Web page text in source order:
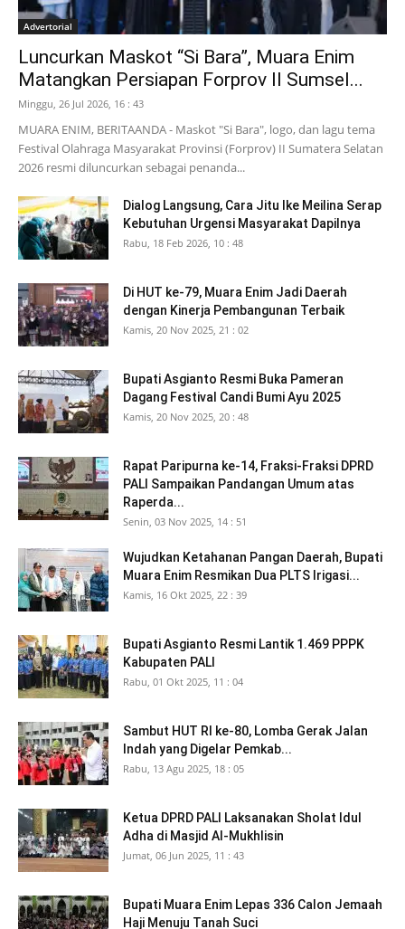
Advertorial
Luncurkan Maskot “Si Bara”, Muara Enim
Matangkan Persiapan Forprov II Sumsel...
Minggu, 26 Jul 2026, 16 : 43
MUARA ENIM, BERITAANDA - Maskot "Si Bara", logo, dan lagu tema
Festival Olahraga Masyarakat Provinsi (Forprov) II Sumatera Selatan
2026 resmi diluncurkan sebagai penanda...
Dialog Langsung, Cara Jitu Ike Meilina Serap
Kebutuhan Urgensi Masyarakat Dapilnya
Rabu, 18 Feb 2026, 10 : 48
Di HUT ke-79, Muara Enim Jadi Daerah
dengan Kinerja Pembangunan Terbaik
Kamis, 20 Nov 2025, 21 : 02
Bupati Asgianto Resmi Buka Pameran
Dagang Festival Candi Bumi Ayu 2025
Kamis, 20 Nov 2025, 20 : 48
Rapat Paripurna ke-14, Fraksi-Fraksi DPRD
PALI Sampaikan Pandangan Umum atas
Raperda...
Senin, 03 Nov 2025, 14 : 51
Wujudkan Ketahanan Pangan Daerah, Bupati
Muara Enim Resmikan Dua PLTS Irigasi...
Kamis, 16 Okt 2025, 22 : 39
Bupati Asgianto Resmi Lantik 1.469 PPPK
Kabupaten PALI
Rabu, 01 Okt 2025, 11 : 04
Sambut HUT RI ke-80, Lomba Gerak Jalan
Indah yang Digelar Pemkab...
Rabu, 13 Agu 2025, 18 : 05
Ketua DPRD PALI Laksanakan Sholat Idul
Adha di Masjid Al-Mukhlisin
Jumat, 06 Jun 2025, 11 : 43
Bupati Muara Enim Lepas 336 Calon Jemaah
Haji Menuju Tanah Suci